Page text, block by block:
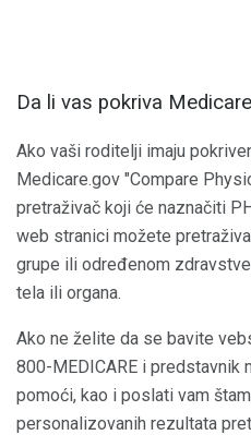
Da li vas pokriva
Ako vaši roditelji imaju
Medicare.gov "Compare
pretraživač koji će naznačiti
web stranici možete
grupe ili određenom
tela ili organa.
Ako ne želite da se bavite
800-MEDICARE i predstavnik
pomoći, kao i poslati vam
personalizovanih rezultata